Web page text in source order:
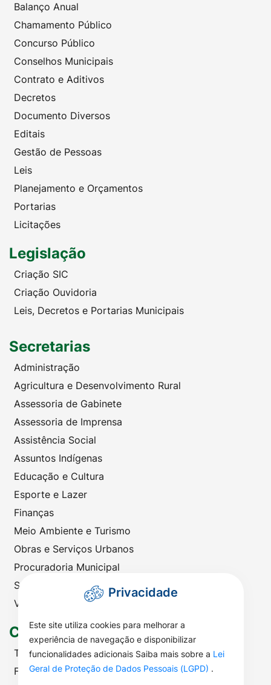
Balanço Anual
Chamamento Público
Concurso Público
Conselhos Municipais
Contrato e Aditivos
Decretos
Documento Diversos
Editais
Gestão de Pessoas
Leis
Planejamento e Orçamentos
Portarias
Licitações
Legislação
Criação SIC
Criação Ouvidoria
Leis, Decretos e Portarias Municipais
Secretarias
Administração
Agricultura e Desenvolvimento Rural
Assessoria de Gabinete
Assessoria de Imprensa
Assistência Social
Assuntos Indígenas
Educação e Cultura
Esporte e Lazer
Finanças
Meio Ambiente e Turismo
Obras e Serviços Urbanos
Procuradoria Municipal
Saúde
Viação e Transportes
Contato
Telefones Úteis
Fale com a Prefeitura
Privacidade
Este site utiliza cookies para melhorar a
experiência de navegação e disponibilizar
funcionalidades adicionais Saiba mais sobre a Lei
Geral de Proteção de Dados Pessoais (LGPD) .